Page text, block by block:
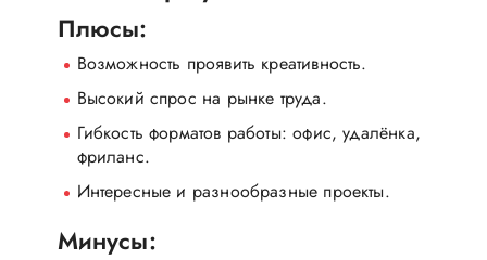
Плюсы:
Возможность проявить креативность.
Высокий спрос на рынке труда.
Гибкость форматов работы: офис, удалёнка,
фриланс.
Интересные и разнообразные проекты.
Минусы: